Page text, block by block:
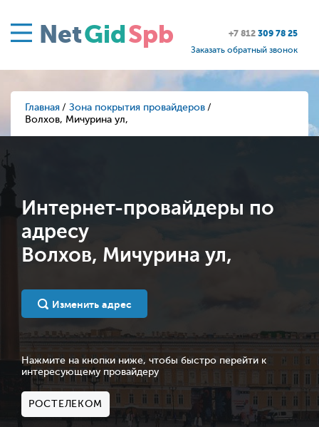
NetGidSpb +7 812 309 78 25
Заказать обратный звонок
Главная
Зона покрытия провайдеров
Волхов, Мичурина ул,
Интернет-провайдеры по
адресу
Волхов, Мичурина ул,
Изменить адрес
Нажмите на кнопки ниже, чтобы быстро перейти к
интересующему провайдеру
РОСТЕЛЕКОМ